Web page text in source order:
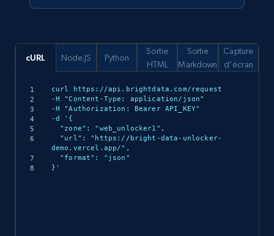
cURL
curl https://api.brightdata.com/request
-H "Content-Type: application/json"
-H "Authorization: Bearer API_KEY"
-d '{
demo.vercel.app/",
}'
Node.JS Python
Sortie
HTML
Sortie
Markdown
Capture
d'écran